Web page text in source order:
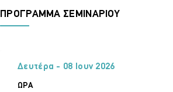
ΠΡΟΓΡΑΜΜΑ ΣΕΜΙΝΑΡΙΟΥ
Δευτέρα - 08 Ιουν 2026
ΏΡΑ